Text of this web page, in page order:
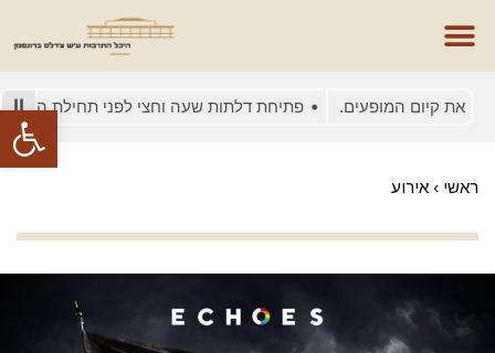
פתח קיום המופעים. פתיחת דלתות שעה וחצי לפני תחילת המופע
ראשי › אירוע